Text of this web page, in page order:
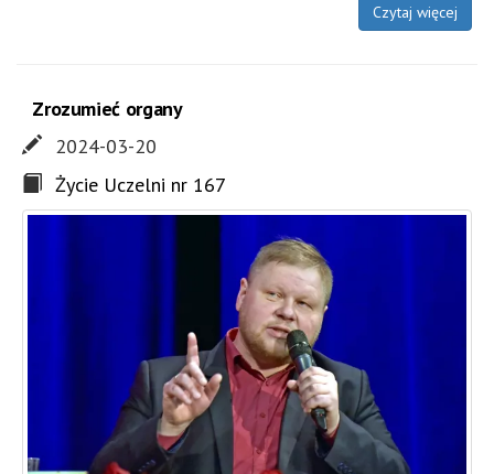
Czytaj więcej
Zrozumieć organy
2024-03-20
Życie Uczelni nr 167